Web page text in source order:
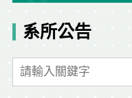
系所公告